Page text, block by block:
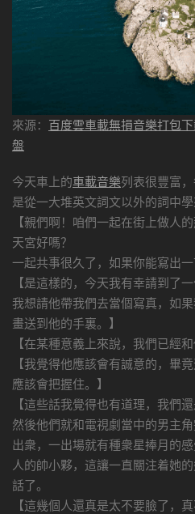
來源： 百度雲車載無損音樂打包
盤
今天車上的車載音樂列表很豐富
是從一大堆英文詞文以外的詞中學
【親們啊！咱們一起在街上做人
天宮好嗎？
一起共事很久了，如果你能寫出一
【是這樣的，今天我有幸請到了
我想請他帶我們去當個寫真，如
畫送到他的手裏。】
【在某種意義上來說，我們已經
【我覺得他應該會有誠意的，畢
應該會把握住。】
【這些話我覺得也有道理，我們
然後他們就和電視劇當中的男主
出衆，一出場就有種衆星捧月的
人的帥小夥，這讓一直關注着她
話了。
【這幾個人還真是太不要臉了，真